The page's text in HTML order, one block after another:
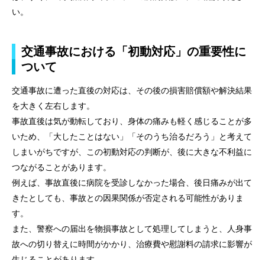
お知らせ
資料ダウンロード
法律相談コラム
お問い合わせフォーム
い。
交通事故における「初動対応」の重要性に
ついて
交通事故に遭った直後の対応は、その後の損害賠償額や解決結果
を大きく左右します。
事故直後は気が動転しており、身体の痛みも軽く感じることが多
いため、「大したことはない」「そのうち治るだろう」と考えて
しまいがちですが、この初動対応の判断が、後に大きな不利益に
つながることがあります。
例えば、事故直後に病院を受診しなかった場合、後日痛みが出て
きたとしても、事故との因果関係が否定される可能性がありま
す。
また、警察への届出を物損事故として処理してしまうと、人身事
故への切り替えに時間がかかり、治療費や慰謝料の請求に影響が